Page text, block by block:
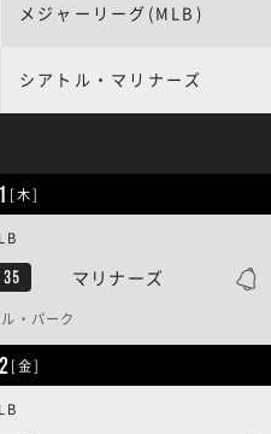
メジャーリーグ(MLB)
シアトル・マリナーズ
[木]
マリナーズ
・パーク
[金]